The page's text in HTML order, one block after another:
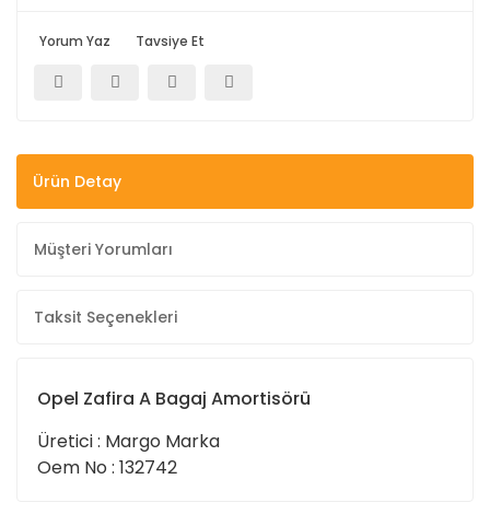
Yorum Yaz Tavsiye Et
Ürün Detay
Müşteri Yorumları
Taksit Seçenekleri
Opel Zafira A Bagaj Amortisörü
Üretici : Margo Marka
Oem No : 132742